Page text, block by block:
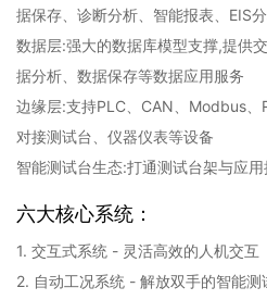
据保存、诊断分析、智能报表、EIS
数据层:强大的数据库模型支撑,提供
据分析、数据保存等数据应用服务
边缘层:支持PLC、CAN、Modbus、
对接测试台、仪器仪表等设备
智能测试台生态:打通测试台架与应
六大核心系统：
1. 交互式系统 - 灵活高效的人机交互
2. 自动工况系统 - 解放双手的智能测